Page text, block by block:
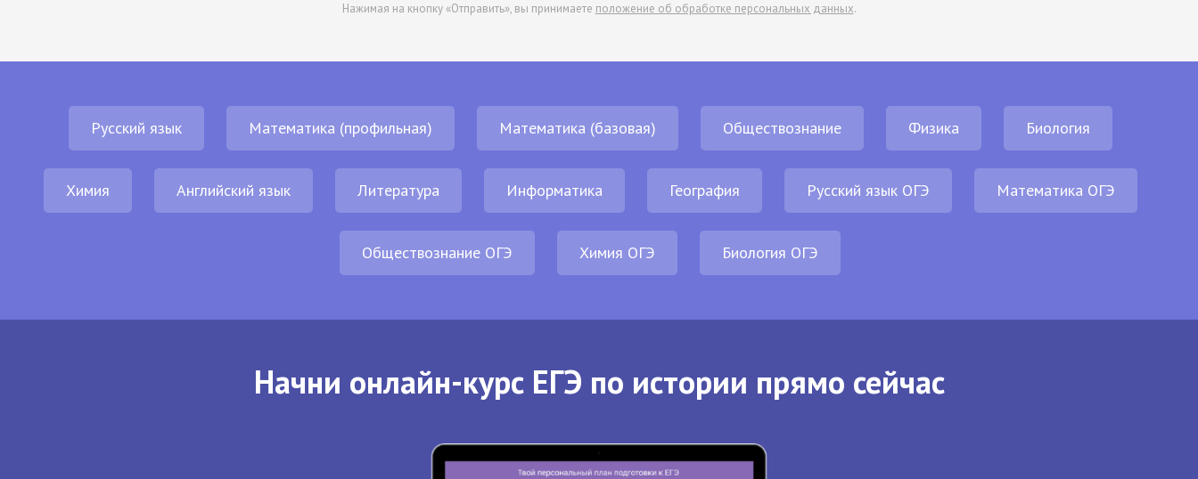
Нажимая на кнопку «Отправить», вы принимаете положение об обработке персональных данных.
Русский язык Математика (профильная) Математика (базовая) Обществознание Физика Биология
Химия Английский язык Литература Информатика География Русский язык ОГЭ Математика ОГЭ
Обществознание ОГЭ Химия ОГЭ Биология ОГЭ
Начни онлайн-курс ЕГЭ по истории прямо сейчас